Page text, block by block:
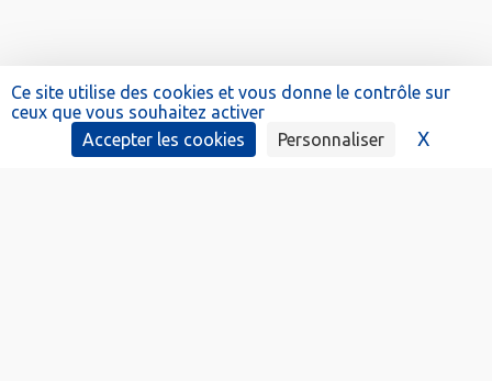
Ce site utilise des cookies et vous donne le contrôle sur
ceux que vous souhaitez activer
Accepter les cookies
Personnaliser X